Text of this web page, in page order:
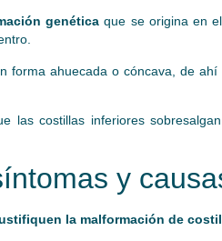
genética que se origina en
forma ahuecada o cóncava, de
las costillas inferiores
y
la malformación de